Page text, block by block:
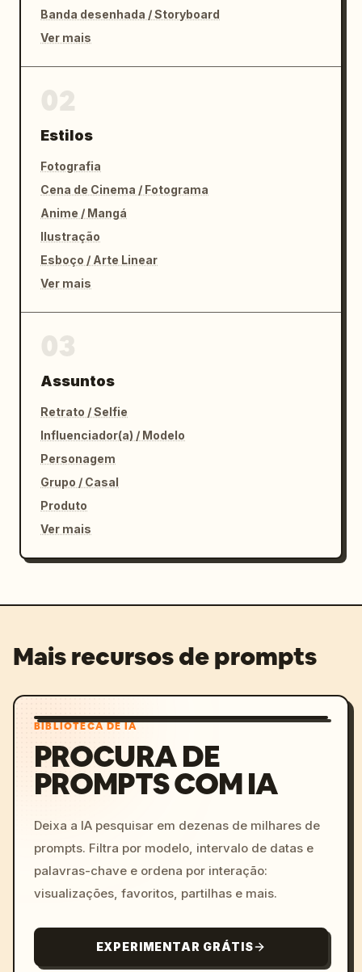
Banda desenhada / Storyboard
Ver mais
Estilos
Fotografia
Cena de Cinema / Fotograma
Anime / Mangá
Ilustração
Esboço / Arte Linear
Ver mais
Assuntos
Retrato / Selfie
Influenciador(a) / Modelo
Personagem
Grupo / Casal
Produto
Ver mais
Mais recursos de prompts
BIBLIOTECA DE IA
PROCURA DE
PROMPTS COM IA
Deixa a IA pesquisar em dezenas de milhares de
prompts. Filtra por modelo, intervalo de datas e
palavras-chave e ordena por interação:
visualizações, favoritos, partilhas e mais.
EXPERIMENTAR GRÁTIS